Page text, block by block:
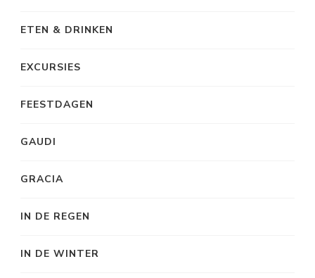
ETEN & DRINKEN
EXCURSIES
FEESTDAGEN
GAUDI
GRACIA
IN DE REGEN
IN DE WINTER